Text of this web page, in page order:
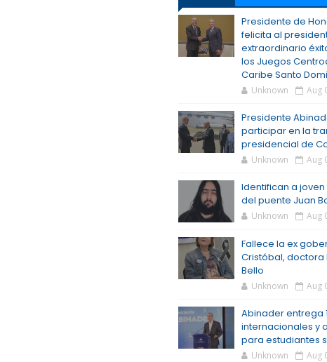
Presidente de
felicita al
extraordinario
los Juegos
Caribe Santo
Unknown Aug
Presidente
participar en la
presidencial de
Unknown Aug
Identifican a
del puente Juan
Unknown Aug
Fallece la ex
Cristóbal, doctora
Bello
Unknown Aug
Abinader entrega
internacionales y
para estudiantes
Unknown Aug